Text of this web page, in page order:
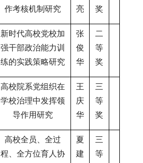
作考核机制研究
亮
奖
新时代高校党校加
强干部政治能力训
练的实践策略研究
张
俊
华
二
等
奖
高校院系党组织在
学校治理中发挥领
导作用研究
王
庆
华
三
等
奖
高校全员、全过
程、全方位育人协
夏
建
三
等